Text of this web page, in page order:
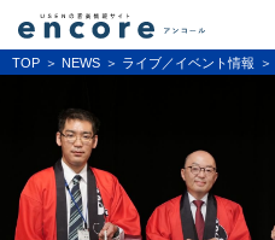
TOP NEWS ライブ／イベント情報